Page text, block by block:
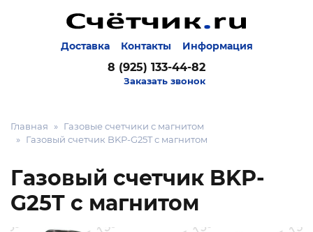
Доставка Контакты Информация
8 (925) 133-44-82
Заказать звонок
Главная
Газовые счетчики с магнитом
Газовый счетчик BKР-G25T с магнитом
Газовый счетчик BKР-
G25T с магнитом